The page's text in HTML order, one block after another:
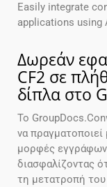
Easily integrate
applications using
Δωρεάν
CF2 σε
δίπλα στο
Το
να
μορφές
διασφαλίζοντας
τη μετατροπή